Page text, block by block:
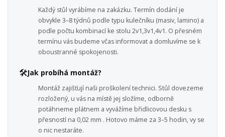
Každý stůl vyrábíme na zakázku. Termín dodání je
obvykle 3–8 týdnů podle typu kulečníku (masiv, lamino) a
podle počtu kombinací ke stolu 2v1,3v1,4v1. O přesném
termínu vás budeme včas informovat a domluvíme se k
oboustranné spokojenosti.
🛠️Jak probíhá montáž?
Montáž zajišťují naši proškolení technici. Stůl dovezeme
rozložený, u vás na místě jej složíme, odborně
potáhneme plátnem a vyvážíme břidlicovou desku s
přesností na 0,02 mm . Hotovo máme za 3–5 hodin, vy se
o nic nestaráte.